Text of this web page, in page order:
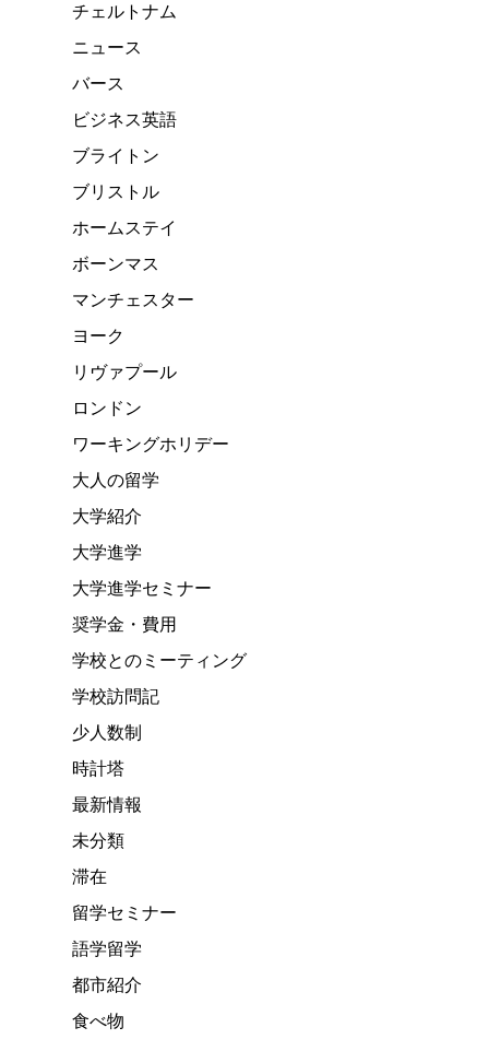
チェルトナム
ニュース
バース
ビジネス英語
ブライトン
ブリストル
ホームステイ
ボーンマス
マンチェスター
ヨーク
リヴァプール
ロンドン
ワーキングホリデー
大人の留学
大学紹介
大学進学
大学進学セミナー
奨学金・費用
学校とのミーティング
学校訪問記
少人数制
時計塔
最新情報
未分類
滞在
留学セミナー
語学留学
都市紹介
食べ物